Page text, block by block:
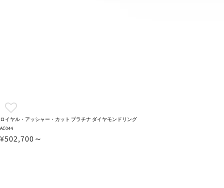
ロイヤル・アッシャー・カット プラチナ ダイヤモンドリング
AC044
¥502,700～